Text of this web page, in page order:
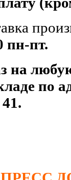
пн-пт.
на
по